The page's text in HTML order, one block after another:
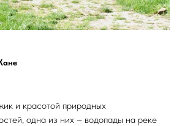
и красотой природных
одна из них – водопады на реке